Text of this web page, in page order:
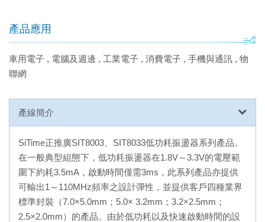
產品應用
車用電子 , 電腦及週邊 , 工業電子 , 消費電子 , 手機與通訊 , 物
聯網
產線簡介
SiTime正推廣SIT8003、SIT8033低功耗振盪器系列產品。
在一般典型組態下，低功耗振盪器在1.8V～3.3V的電壓範
圍下約耗3.5mA，啟動時間僅需3ms，此系列產品亦提供
可輸出1～110MHz頻率之設計彈性，並提供客戶四種業界
標準封裝（7.0×5.0mm；5.0× 3.2mm；3.2×2.5mm；
2.5×2.0mm）的產品。由於低功耗以及快速啟動時間的設